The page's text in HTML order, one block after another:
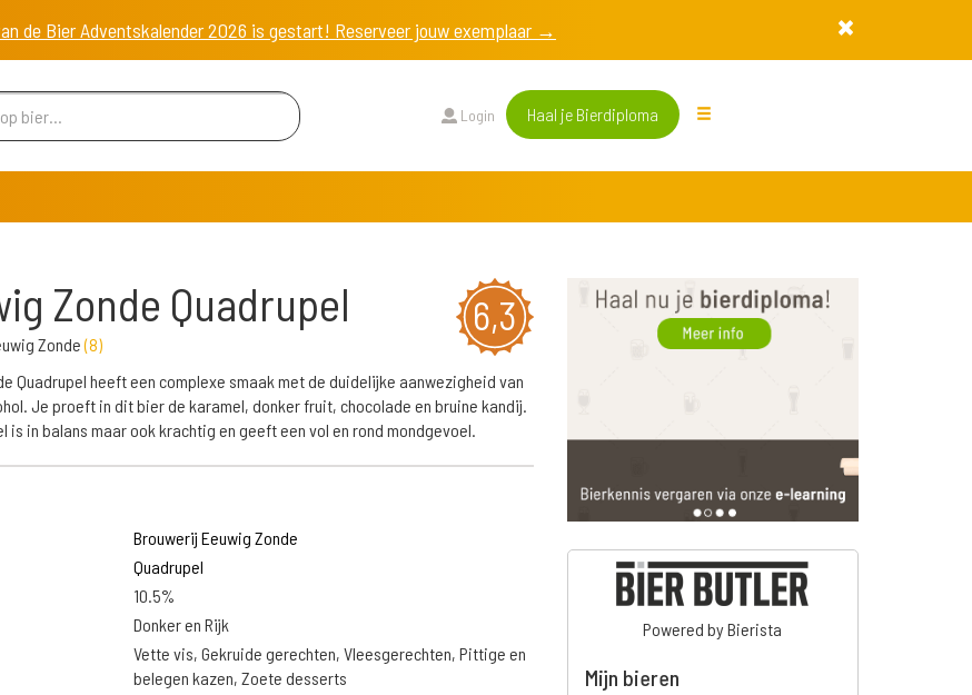
de Bier Adventskalender 2026 is gestart! Reserveer jouw exemplaar →
Login Haal je Bierdiploma
6,3
Zonde Quadrupel
Zonde(8)
Quadrupel heeft een complexe smaak met de duidelijke aanwezigheid van
Je proeft in dit bier de karamel, donker fruit, chocolade en bruine kandij.
is in balans maar ook krachtig en geeft een vol en rond mondgevoel.
Brouwerij Eeuwig Zonde
Quadrupel
10.5%
Donker en Rijk
Vette vis, Gekruide gerechten, Vleesgerechten, Pittige en
belegen kazen, Zoete desserts
Powered by Bierista
Mijn bieren